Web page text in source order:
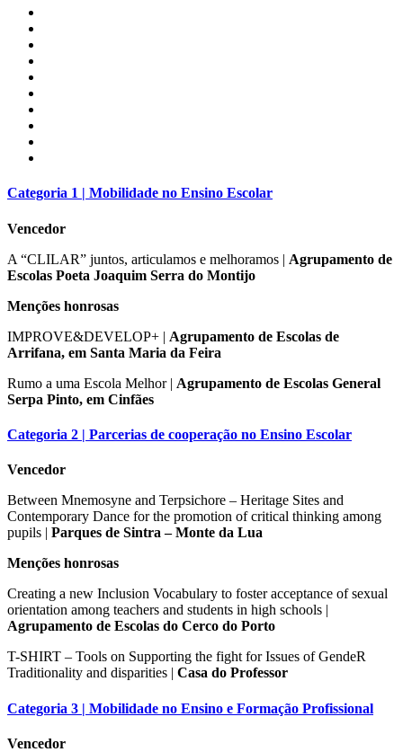
Categoria 1 | Mobilidade no Ensino Escolar
Vencedor
A “CLILAR” juntos, articulamos e melhoramos | Agrupamento de
Escolas Poeta Joaquim Serra do Montijo
Menções honrosas
IMPROVE&DEVELOP+ | Agrupamento de Escolas de
Arrifana, em Santa Maria da Feira
Rumo a uma Escola Melhor | Agrupamento de Escolas General
Serpa Pinto, em Cinfães
Categoria 2 | Parcerias de cooperação no Ensino Escolar
Vencedor
Between Mnemosyne and Terpsichore – Heritage Sites and
Contemporary Dance for the promotion of critical thinking among
pupils | Parques de Sintra – Monte da Lua
Menções honrosas
Creating a new Inclusion Vocabulary to foster acceptance of sexual
orientation among teachers and students in high schools |
Agrupamento de Escolas do Cerco do Porto
T-SHIRT – Tools on Supporting the fight for Issues of GendeR
Traditionality and disparities | Casa do Professor
Categoria 3 | Mobilidade no Ensino e Formação Profissional
Vencedor